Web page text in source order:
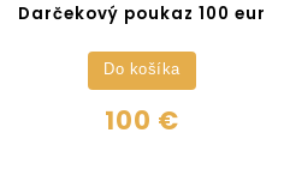
Darčekový poukaz 100 eur
100 €
Do košíka